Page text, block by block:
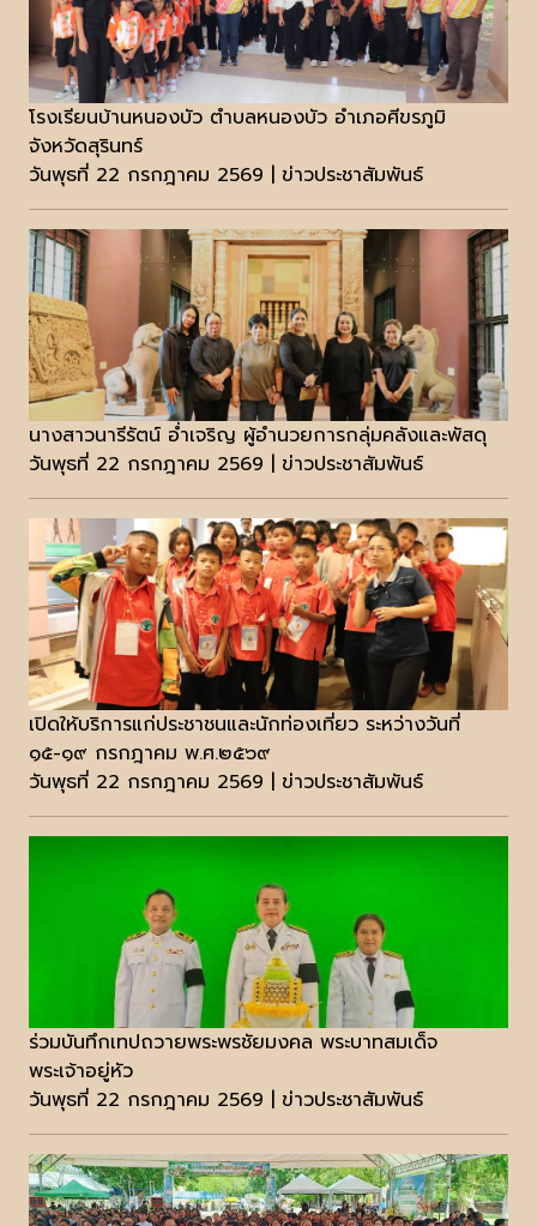
โรงเรียนบ้านหนองบัว ตำบลหนองบัว อำเภอศีขรภูมิ
จังหวัดสุรินทร์
วันพุธที่ 22 กรกฎาคม 2569 | ข่าวประชาสัมพันธ์
นางสาวนารีรัตน์ อ่ำเจริญ ผู้อำนวยการกลุ่มคลังและพัสดุ
วันพุธที่ 22 กรกฎาคม 2569 | ข่าวประชาสัมพันธ์
เปิดให้บริการแก่ประชาชนและนักท่องเที่ยว ระหว่างวันที่
๑๕-๑๙ กรกฎาคม พ.ศ.๒๕๖๙
วันพุธที่ 22 กรกฎาคม 2569 | ข่าวประชาสัมพันธ์
ร่วมบันทึกเทปถวายพระพรชัยมงคล พระบาทสมเด็จ
พระเจ้าอยู่หัว
วันพุธที่ 22 กรกฎาคม 2569 | ข่าวประชาสัมพันธ์